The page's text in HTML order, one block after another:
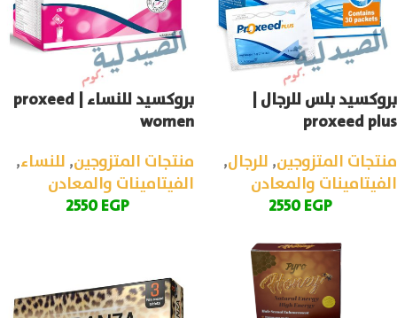
بروكسيد بلس للرجال |
proxeed plus
منتجات المتزوجين, للرجال,
الفيتامينات والمعادن
2550EGP
بروكسيد للنساء | proxeed
women
منتجات المتزوجين, للنساء,
الفيتامينات والمعادن
2550EGP